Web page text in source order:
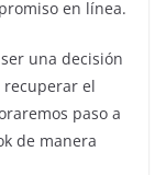
en línea.
una decisión
el
paso a
de manera